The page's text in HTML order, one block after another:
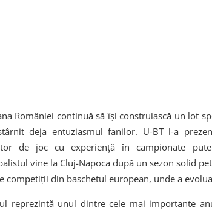
României continuă să își construiască un lot
deja entuziasmul fanilor. U-BT l-a
de joc cu experiență în campionate
vine la Cluj-Napoca după un sezon solid
competiții din baschetul european, unde a
reprezintă unul dintre cele mai importante